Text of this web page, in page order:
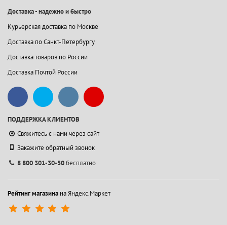
Доставка - надежно и быстро
Курьерская доставка по Москве
Доставка по Санкт-Петербургу
Доставка товаров по России
Доставка Почтой России
ПОДДЕРЖКА КЛИЕНТОВ
Свяжитесь с нами через сайт
Закажите обратный звонок
8 800 301-30-50бесплатно
Рейтинг магазина на Яндекс.Маркет